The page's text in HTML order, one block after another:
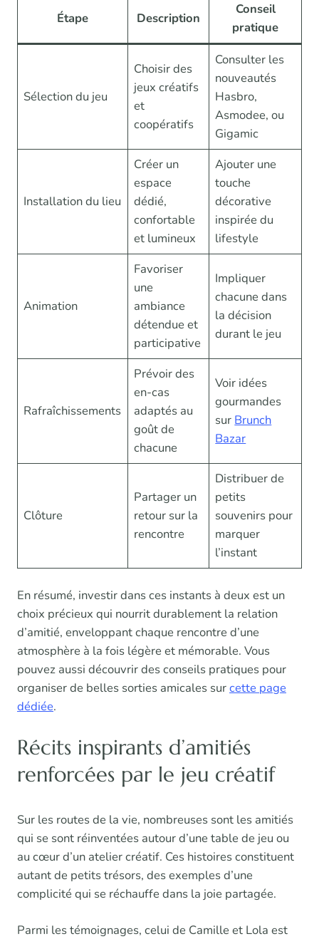
Étape Description
Conseil
pratique
Sélection du jeu
Choisir des
jeux créatifs
et
coopératifs
Consulter les
nouveautés
Hasbro,
Asmodee, ou
Gigamic
Installation du lieu
Créer un
espace
dédié,
confortable
et lumineux
Ajouter une
touche
décorative
inspirée du
lifestyle
Animation
Favoriser
une
ambiance
détendue et
participative
Impliquer
chacune dans
la décision
durant le jeu
Rafraîchissements
Prévoir des
en-cas
adaptés au
goût de
chacune
Voir idées
gourmandes
sur Brunch
Bazar
Clôture
Partager un
retour sur la
rencontre
Distribuer de
petits
souvenirs pour
marquer
l’instant
En résumé, investir dans ces instants à deux est un
choix précieux qui nourrit durablement la relation
d’amitié, enveloppant chaque rencontre d’une
atmosphère à la fois légère et mémorable. Vous
pouvez aussi découvrir des conseils pratiques pour
organiser de belles sorties amicales surcette page
dédiée.
Récits inspirants d’amitiés
renforcées par le jeu créatif
Sur les routes de la vie, nombreuses sont les amitiés
qui se sont réinventées autour d’une table de jeu ou
au cœur d’un atelier créatif. Ces histoires constituent
autant de petits trésors, des exemples d’une
complicité qui se réchauffe dans la joie partagée.
Parmi les témoignages, celui de Camille et Lola est